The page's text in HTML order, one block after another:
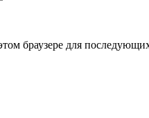
браузере для